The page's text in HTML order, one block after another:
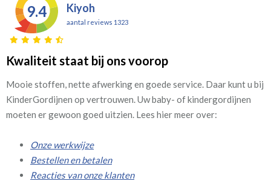
9.4 Kiyoh
aantal reviews 1323
Kwaliteit staat bij ons voorop
Mooie stoffen, nette afwerking en goede service. Daar kunt u bij
KinderGordijnen op vertrouwen. Uw baby- of kindergordijnen
moeten er gewoon goed uitzien. Lees hier meer over:
Onze werkwijze
Bestellen en betalen
Reacties van onze klanten